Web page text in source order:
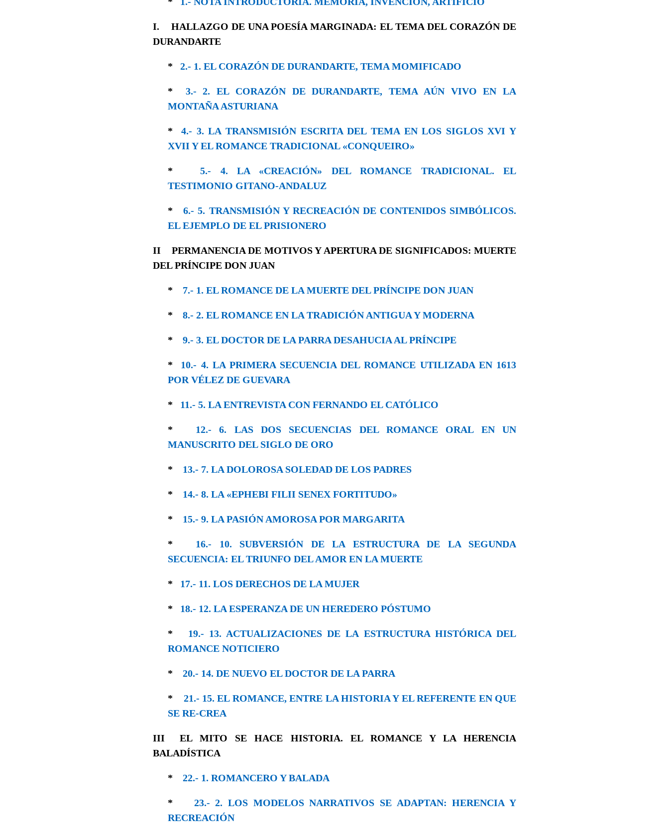
I. HALLAZGO DE UNA POESÍA MARGINADA: EL TEMA DEL CORAZÓN DE
DURANDARTE
* 2.- 1. EL CORAZÓN DE DURANDARTE, TEMA MOMIFICADO
* 3.- 2. EL CORAZÓN DE DURANDARTE, TEMA AÚN VIVO EN LA
MONTAÑA ASTURIANA
*4.- 3. LA TRANSMISIÓN ESCRITA DEL TEMA EN LOS SIGLOS XVI Y
XVII Y EL ROMANCE TRADICIONAL «CONQUEIRO»
*5.- 4. LA «CREACIÓN» DEL ROMANCE TRADICIONAL. EL
TESTIMONIO GITANO-ANDALUZ
*6.- 5. TRANSMISIÓN Y RECREACIÓN DE CONTENIDOS SIMBÓLICOS.
EL EJEMPLO DE EL PRISIONERO
II PERMANENCIA DE MOTIVOS Y APERTURA DE SIGNIFICADOS: MUERTE
DEL PRÍNCIPE DON JUAN
* 7.- 1. EL ROMANCE DE LA MUERTE DEL PRÍNCIPE DON JUAN
* 8.- 2. EL ROMANCE EN LA TRADICIÓN ANTIGUA Y MODERNA
* 9.- 3. EL DOCTOR DE LA PARRA DESAHUCIA AL PRÍNCIPE
* 10.- 4. LA PRIMERA SECUENCIA DEL ROMANCE UTILIZADA EN 1613
POR VÉLEZ DE GUEVARA
* 11.- 5. LA ENTREVISTA CON FERNANDO EL CATÓLICO
* 12.- 6. LAS DOS SECUENCIAS DEL ROMANCE ORAL EN UN
MANUSCRITO DEL SIGLO DE ORO
* 13.- 7. LA DOLOROSA SOLEDAD DE LOS PADRES
* 14.- 8. LA «EPHEBI FILII SENEX FORTITUDO»
* 15.- 9. LA PASIÓN AMOROSA POR MARGARITA
* 16.- 10. SUBVERSIÓN DE LA ESTRUCTURA DE LA SEGUNDA
SECUENCIA: EL TRIUNFO DEL AMOR EN LA MUERTE
* 17.- 11. LOS DERECHOS DE LA MUJER
* 18.- 12. LA ESPERANZA DE UN HEREDERO PÓSTUMO
* 19.- 13. ACTUALIZACIONES DE LA ESTRUCTURA HISTÓRICA DEL
ROMANCE NOTICIERO
* 20.- 14. DE NUEVO EL DOCTOR DE LA PARRA
* 21.- 15. EL ROMANCE, ENTRE LA HISTORIA Y EL REFERENTE EN QUE
SE RE-CREA
IIIEL MITO SE HACE HISTORIA. EL ROMANCE Y LA HERENCIA
BALADÍSTICA
* 22.- 1. ROMANCERO Y BALADA
* 23.- 2. LOS MODELOS NARRATIVOS SE ADAPTAN: HERENCIA Y
RECREACIÓN